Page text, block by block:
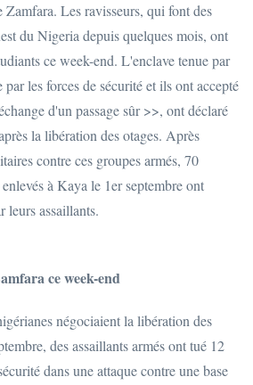
Zamfara. Les ravisseurs, qui font des
du Nigeria depuis quelques mois, ont
ce week-end. L'enclave tenue par
par les forces de sécurité et ils ont accepté
d'un passage sûr >>, ont déclaré
la libération des otages. Après
contre ces groupes armés, 70
à Kaya le 1er septembre ont
leurs assaillants.
ce week-end
négociaient la libération des
des assaillants armés ont tué 12
dans une attaque contre une base